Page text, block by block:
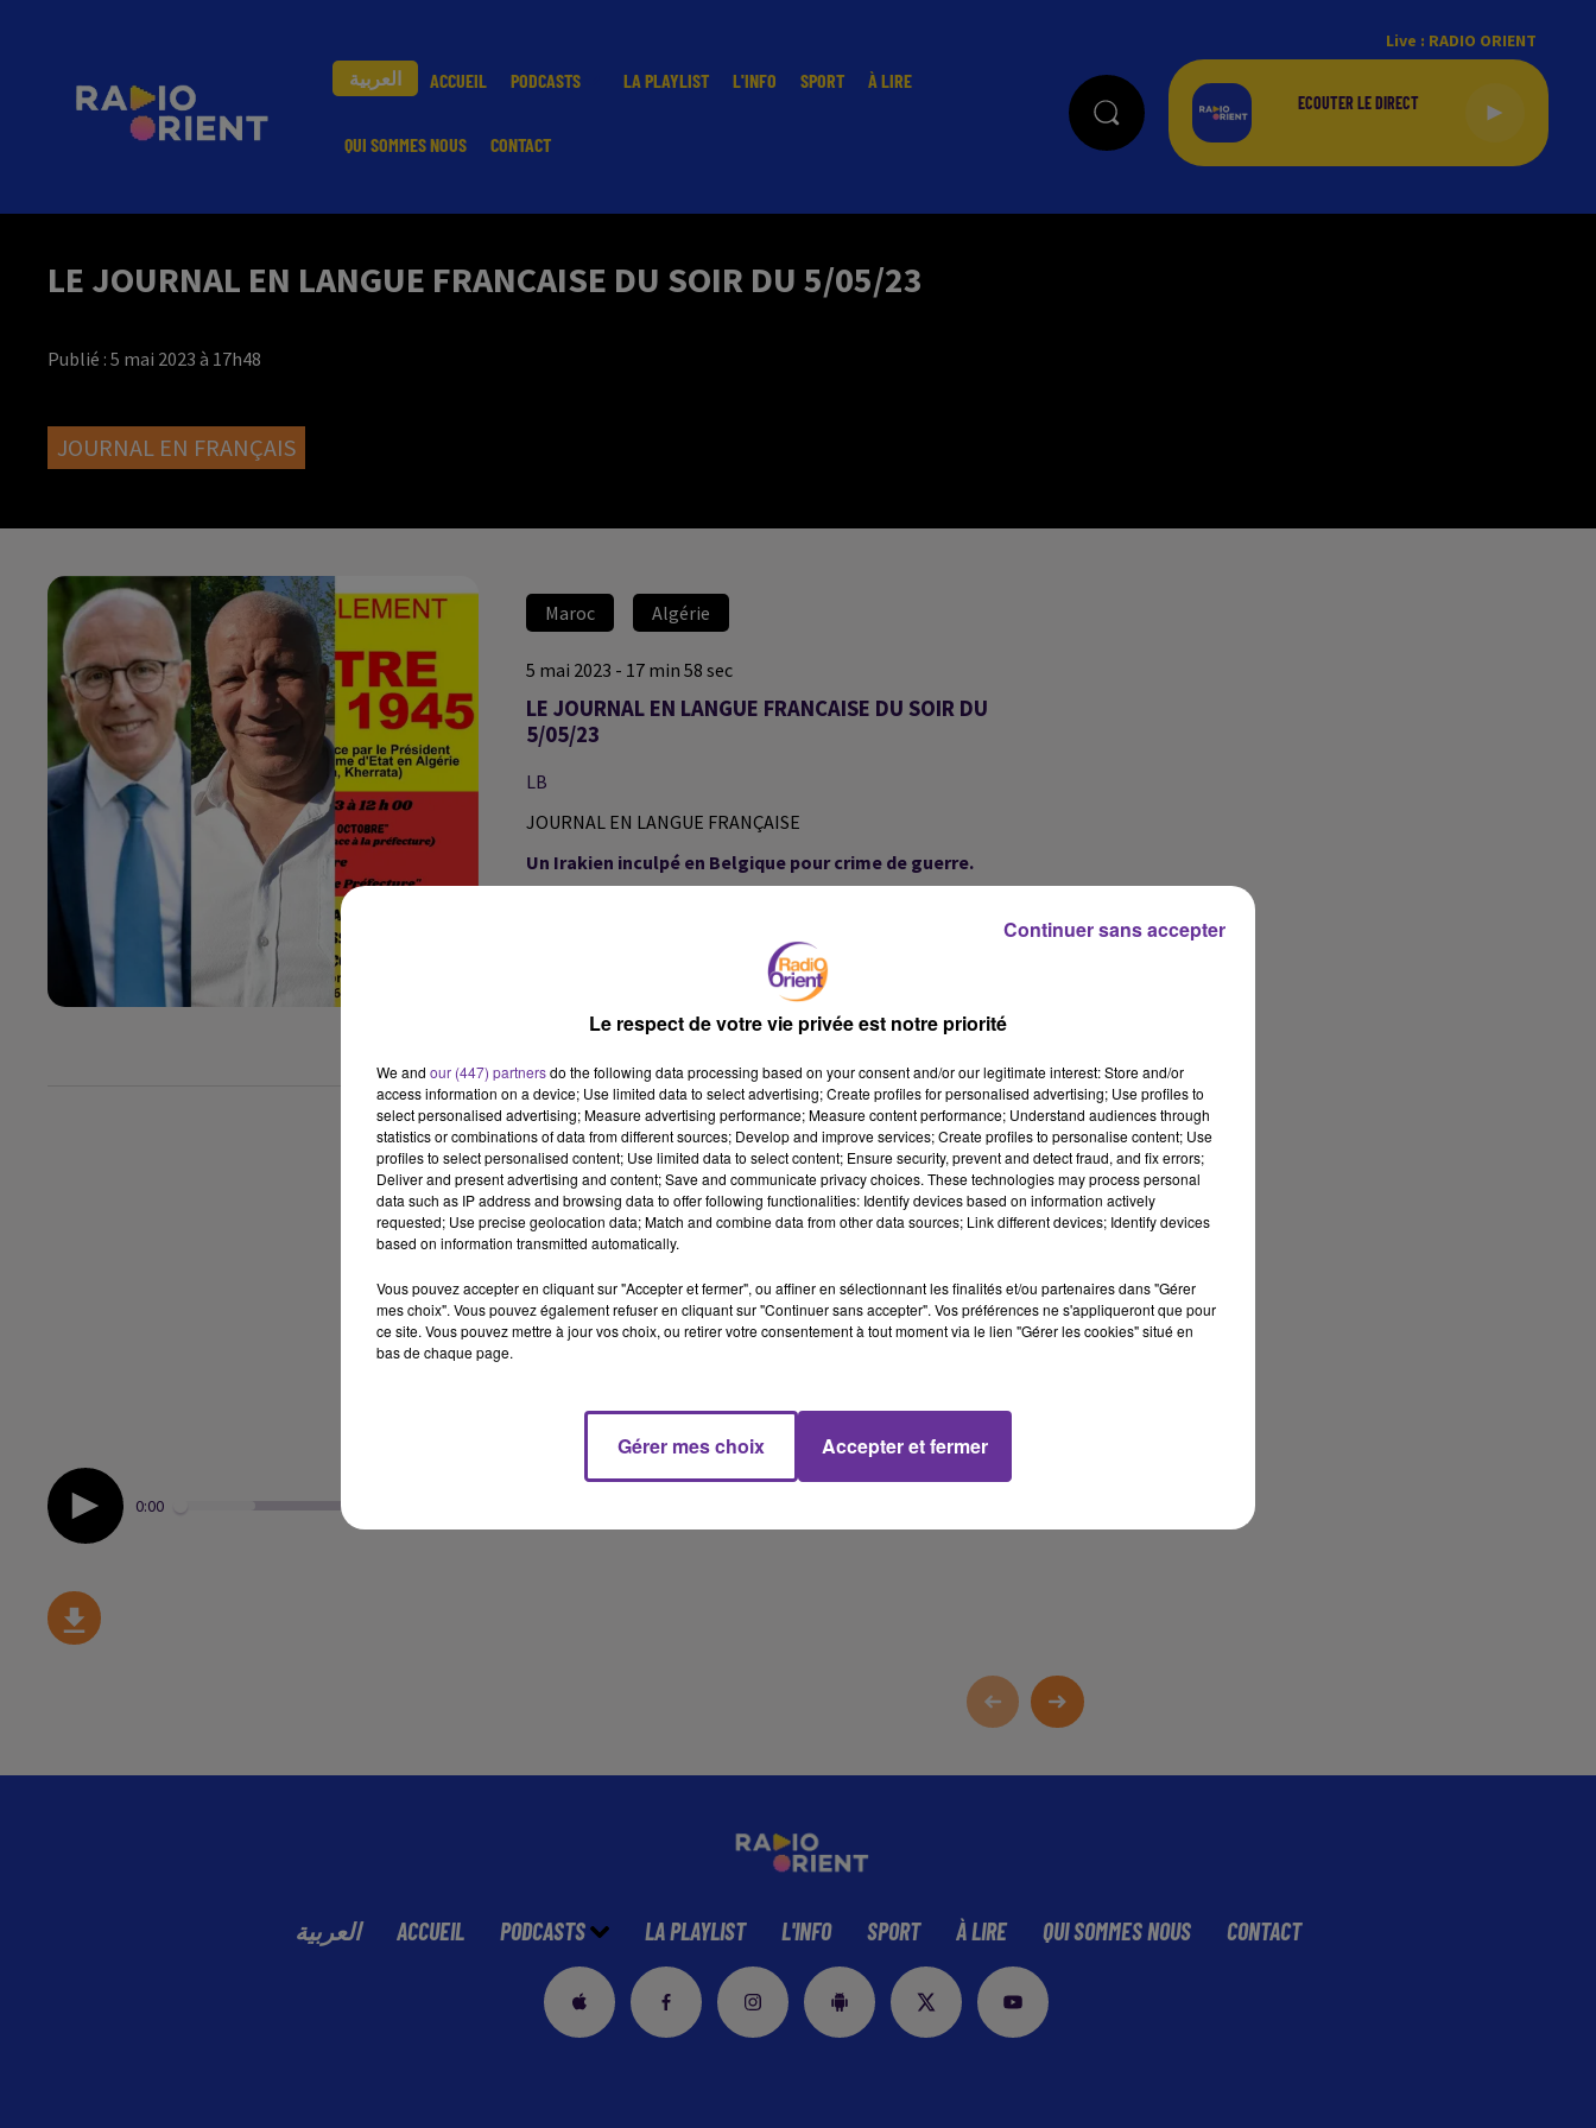
العربية ACCUEIL PODCASTS LA PLAYLIST L'INFO SPORT À LIRE
QUI SOMMES NOUS CONTACT
Live : RADIO ORIENT
LE JOURNAL EN LANGUE FRANCAISE DU SOIR DU 5/05/23
Publié : 5 mai 2023 à 17h48
JOURNAL EN FRANÇAIS
Maroc Algérie
5 mai 2023 - 17 min 58 sec
LE JOURNAL EN LANGUE FRANCAISE DU SOIR DU
5/05/23
LB
JOURNAL EN LANGUE FRANÇAISE
Un Irakien inculpé en Belgique pour crime de guerre.
Joe Biden appelle à un cessez-le-feu durable au Soudan.
La visite à Rabat d’Eric Ciotti et d’une délégation des
et indestructible entre la France et le Maroc”, à un moment
difficile de cette relation.
L’autre 8 mai 1945, un rassemblement organisé lundi à
Nanterre pour rappeler le massacre de milliers d’Algériens à
Sétif, Guelma et Kherrata. Entretien avec M’hamed Kaki,
Georgia Meloni d’être incapable de régler les problèmes
migratoires.
0:00
العربية ACCUEIL PODCASTS LA PLAYLIST L'INFO SPORT À LIRE QUI SOMMES NOUS CONTACT
Le respect de votre vie privée est notre priorité
We and our (447) partnersdo the following data processing based on your consent and/or our legitimate interest: Store and/or
access information on a device; Use limited data to select advertising; Create profiles for personalised advertising; Use profiles to
select personalised advertising; Measure advertising performance; Measure content performance; Understand audiences through
statistics or combinations of data from different sources; Develop and improve services; Create profiles to personalise content; Use
profiles to select personalised content; Use limited data to select content; Ensure security, prevent and detect fraud, and fix errors;
Deliver and present advertising and content; Save and communicate privacy choices. These technologies may process personal
data such as IP address and browsing data to offer following functionalities: Identify devices based on information actively
requested; Use precise geolocation data; Match and combine data from other data sources; Link different devices; Identify devices
based on information transmitted automatically.
Vous pouvez accepter en cliquant sur "Accepter et fermer", ou affiner en sélectionnant les finalités et/ou partenaires dans "Gérer
mes choix". Vous pouvez également refuser en cliquant sur "Continuer sans accepter". Vos préférences ne s'appliqueront que pour
ce site. Vous pouvez mettre à jour vos choix, ou retirer votre consentement à tout moment via le lien "Gérer les cookies" situé en
bas de chaque page.
Gérer mes choix Accepter et fermer
Continuer sans accepter